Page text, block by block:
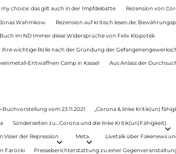
my choice: das gilt auch in der Impfdebatte Rezension von
Wahmkow Rezension auf kritisch lesen.de:
im ND Immer diese Widersprüche von Felix Klopotek
ihre wichtige Rolle nach der Gründung der
Entwaffnen Camp in Kassel Aus Anlass der
vom 23.11.2021 „Corona & linke Kritik(un)
Sonderseiten zu…Corona und die linke Kritik(un)Fähigkeit).
Visier der Repression Meta Livetalk über Fakenews
Farocki Presseberichterstattung zu einer